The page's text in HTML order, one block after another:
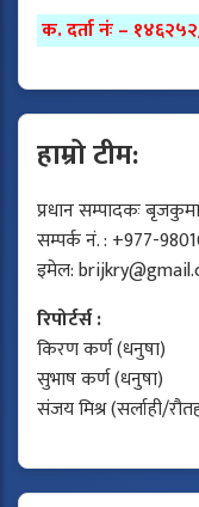
क. दर्ता नंः –
हाम्रो टीम:
प्रधान सम्पादकः
सम्पर्क नं. : +977-
इमेल:
रिपोर्टर्स :
किरण कर्ण (धनुषा)
सुभाष कर्ण (धनुषा)
संजय मिश्र (सर्लाही/